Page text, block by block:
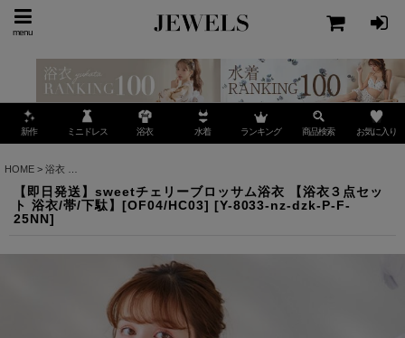
menu
新作 ミニドレス 浴衣 水着 ランキング 商品検索 お気に入り
HOME > 浴衣
【即日発送】sweetチェリーブロッサム浴衣 【浴衣３点セッ
ト 浴衣/帯/下駄】[OF04/HC03] [Y-8033-nz-dzk-P-F-
25NN]